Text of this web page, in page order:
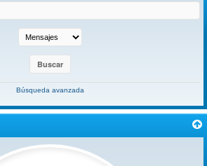
Búsqueda avanzada